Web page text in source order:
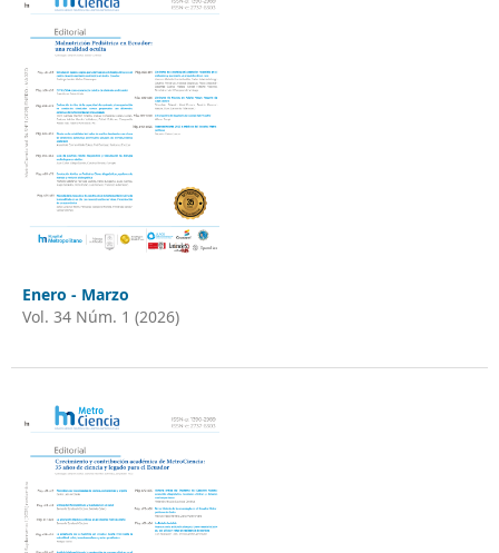
Enero - Marzo
Vol. 34 Núm. 1 (2026)